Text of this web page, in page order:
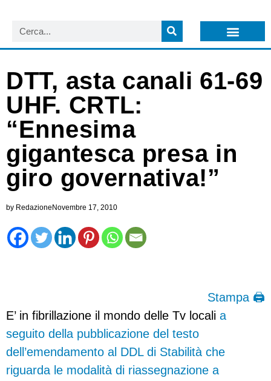
DTT, asta canali 61-69
UHF. CRTL:
“Ennesima
gigantesca presa in
giro governativa!”
by Redazione Novembre 17, 2010
Stampa 🖨
E’ in fibrillazione il mondo delle Tv locali a
seguito della pubblicazione del testo
dell’emendamento al DDL di Stabilità che
riguarda le modalità di riassegnazione a